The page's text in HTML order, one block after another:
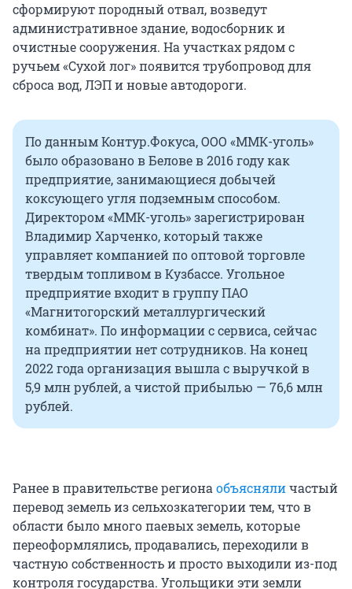
сформируют породный отвал, возведут
административное здание, водосборник и
очистные сооружения. На участках рядом с
ручьем «Сухой лог» появится трубопровод для
сброса вод, ЛЭП и новые автодороги.
По данным Контур.Фокуса, ООО «ММК-уголь»
было образовано в Белове в 2016 году как
предприятие, занимающиеся добычей
коксующего угля подземным способом.
Директором «ММК-уголь» зарегистрирован
Владимир Харченко, который также
управляет компанией по оптовой торговле
твердым топливом в Кузбассе. Угольное
предприятие входит в группу ПАО
«Магнитогорский металлургический
комбинат». По информации с сервиса, сейчас
на предприятии нет сотрудников. На конец
2022 года организация вышла с выручкой в
5,9 млн рублей, а чистой прибылью — 76,6 млн
рублей.
Ранее в правительстве регионаобъясняличастый
перевод земель из сельхозкатегории тем, что в
области было много паевых земель, которые
переоформлялись, продавались, переходили в
частную собственность и просто выходили из-под
контроля государства. Угольщики эти земли